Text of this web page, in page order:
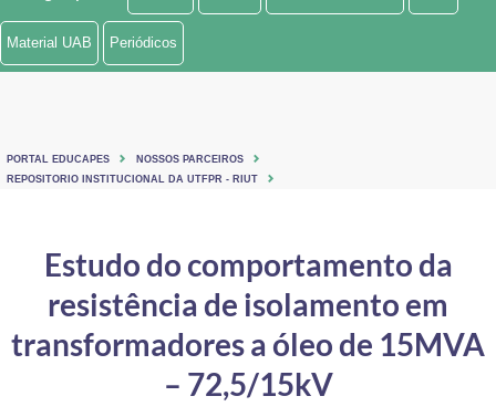
Ministério de Minas e Energia
Ministério do Turismo
Controladoria-Geral da União
Material UAB Periódicos
PORTAL EDUCAPES
NOSSOS PARCEIROS
REPOSITORIO INSTITUCIONAL DA UTFPR - RIUT
Estudo do comportamento da
resistência de isolamento em
transformadores a óleo de 15MVA
– 72,5/15kV